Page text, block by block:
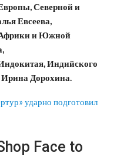
Северной и
Евсеева,
Африки и Южной
Индийского
Ирина Дорохина.
Face to